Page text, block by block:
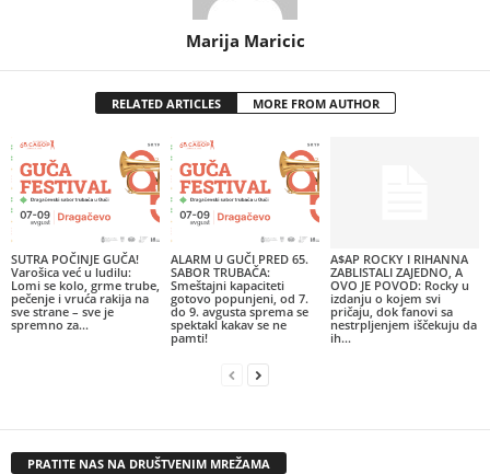
Marija Maricic
RELATED ARTICLES MORE FROM AUTHOR
SUTRA POČINJE GUČA!
Varošica već u ludilu:
Lomi se kolo, grme trube,
pečenje i vruća rakija na
sve strane – sve je
spremno za...
ALARM U GUČI PRED 65.
SABOR TRUBAČA:
Smeštajni kapaciteti
gotovo popunjeni, od 7.
do 9. avgusta sprema se
spektakl kakav se ne
pamti!
A$AP ROCKY I RIHANNA
ZABLISTALI ZAJEDNO, A
OVO JE POVOD: Rocky u
izdanju o kojem svi
pričaju, dok fanovi sa
nestrpljenjem iščekuju da
ih...
PRATITE NAS NA DRUŠTVENIM MREŽAMA